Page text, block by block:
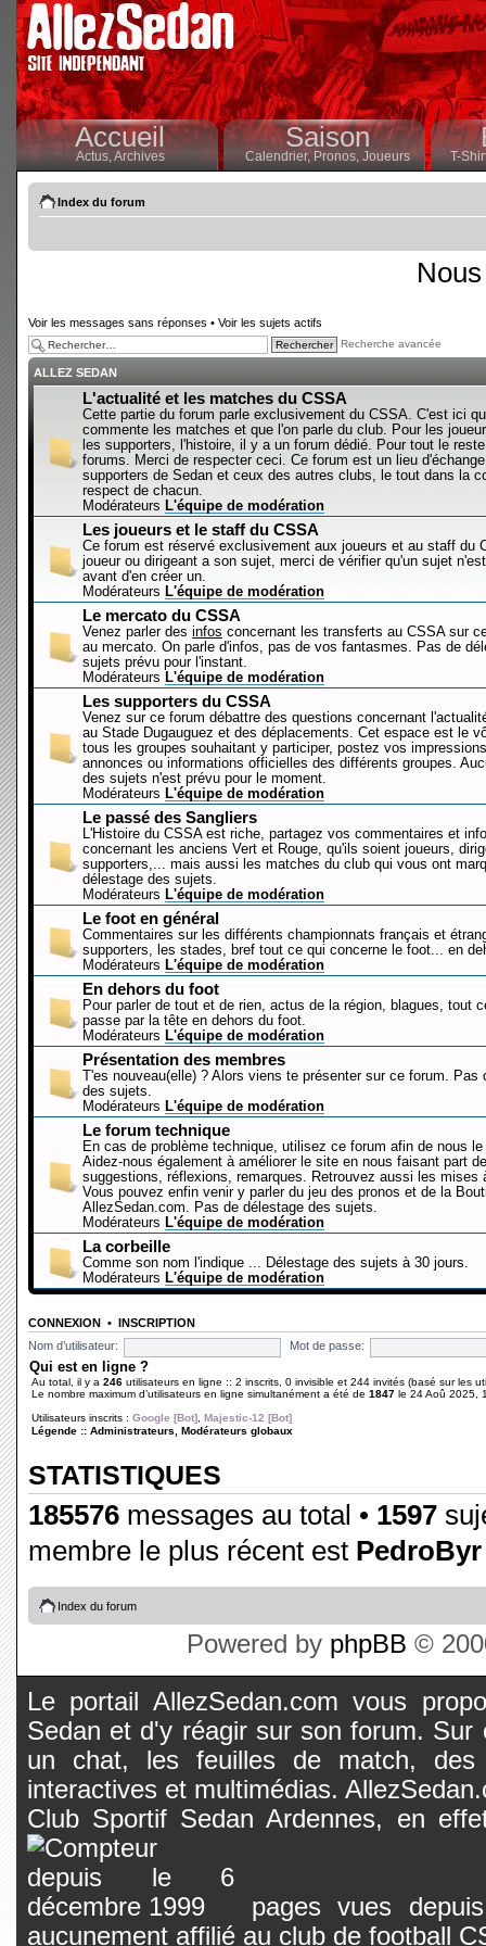
Accueil
Actus,Archives
Saison
Calendrier,Pronos, Joueurs T-
Index du forum
Voir les messages sans réponses • Voir les sujets actifs
Recherche avancée
ALLEZ SEDAN
L'actualité et les matches du CSSA
Cette partie du forum parle exclusivement du CSSA. C'est ici
commente les matches et que l'on parle du club. Pour les
les supporters, l'histoire, il y a un forum dédié. Pour tout le
forums. Merci de respecter ceci. Ce forum est un lieu
supporters de Sedan et ceux des autres clubs, le tout dans la
respect de chacun.
Modérateurs L'équipe de modération
Les joueurs et le staff du CSSA
Ce forum est réservé exclusivement aux joueurs et au staff du
joueur ou dirigeant a son sujet, merci de vérifier qu'un sujet
avant d'en créer un.
Modérateurs L'équipe de modération
Le mercato du CSSA
Venez parler des infos concernant les transferts au CSSA sur
au mercato. On parle d'infos, pas de vos fantasmes. Pas de
sujets prévu pour l'instant.
Modérateurs L'équipe de modération
Les supporters du CSSA
Venez sur ce forum débattre des questions concernant
au Stade Dugauguez et des déplacements. Cet espace est le
tous les groupes souhaitant y participer, postez vos
annonces ou informations officielles des différents groupes.
des sujets n'est prévu pour le moment.
Modérateurs L'équipe de modération
Le passé des Sangliers
L'Histoire du CSSA est riche, partagez vos commentaires et
concernant les anciens Vert et Rouge, qu'ils soient joueurs,
supporters,... mais aussi les matches du club qui vous ont
délestage des sujets.
Modérateurs L'équipe de modération
Le foot en général
Commentaires sur les différents championnats français et
supporters, les stades, bref tout ce qui concerne le foot... en
Modérateurs L'équipe de modération
En dehors du foot
Pour parler de tout et de rien, actus de la région, blagues, tout
passe par la tête en dehors du foot.
Modérateurs L'équipe de modération
Présentation des membres
T'es nouveau(elle) ? Alors viens te présenter sur ce forum. Pas
des sujets.
Modérateurs L'équipe de modération
Le forum technique
En cas de problème technique, utilisez ce forum afin de nous le
Aidez-nous également à améliorer le site en nous faisant part
suggestions, réflexions, remarques. Retrouvez aussi les mises
Vous pouvez enfin venir y parler du jeu des pronos et de la
AllezSedan.com. Pas de délestage des sujets.
Modérateurs L'équipe de modération
La corbeille
Comme son nom l'indique ... Délestage des sujets à 30 jours.
Modérateurs L'équipe de modération
CONNEXION • INSCRIPTION
Nom d’utilisateur:
Mot de passe:
Qui est en ligne ?
Au total, il y a 246 utilisateurs en ligne :: 2 inscrits, 0 invisible et 244 invités (basé sur les
Le nombre maximum d’utilisateurs en ligne simultanément a été de 1847 le 24 Aoû 2025,
Utilisateurs inscrits : Google [Bot] Majestic-12 [Bot]
Légende :: Administrateurs Modérateurs globaux
STATISTIQUES
185576 messages au total • 1597
membre le plus récent est PedroByr
Index du forum
Powered by phpBB ©
Le portail AllezSedan.com vous
Sedan et d'y réagir sur son forum.
un chat, les feuilles de match, des
interactives et multimédias.
Club Sportif Sedan Ardennes, en
pages vues
aucunement affilié au club de football